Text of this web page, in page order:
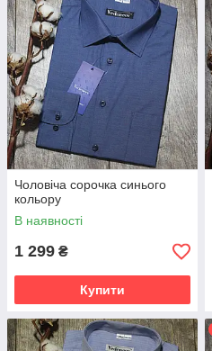
Чоловіча сорочка синього
кольору
В наявності
1 299 ₴
Купити